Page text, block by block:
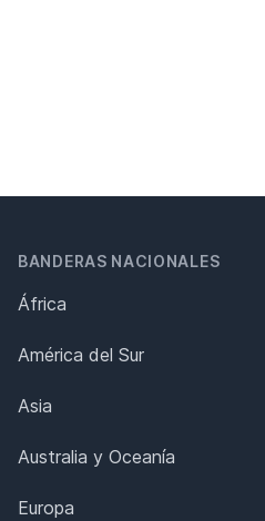
BANDERAS NACIONALES
África
América del Sur
Asia
Australia y Oceanía
Europa